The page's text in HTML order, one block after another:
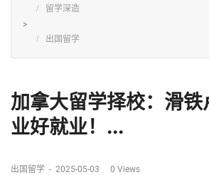
留学深造
>
出国留学
加拿大留学择校：滑
业好就业！...
出国留学 - 2025-05-03 0 Views